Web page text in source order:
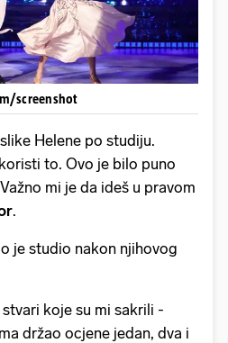
screenshot
Helene po studiju.
to. Ovo je bilo puno
mi je da ideš u pravom
.
je studio nakon njihovog
koje su mi sakrili -
držao ocjene jedan, dva i